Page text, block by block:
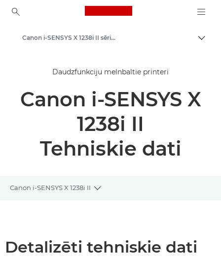
Canon Logo, back to
Risinājumi un pakalpojumi
Produkti uzņēmumiem
Daudzfunkciju printeri — universāli printeri
Daudzfunkciju melnbaltie printeri
Canon i-SENSYS X 1238i II sērija — printeri uzņēmumiem
Daudzfunkciju melnbaltie printeri
Canon i-SENSYS X
1238i II
Tehniskie dati
Canon i-SENSYS X 1238i II
Toggle breadcrumbs
Detalizēti tehniskie dati